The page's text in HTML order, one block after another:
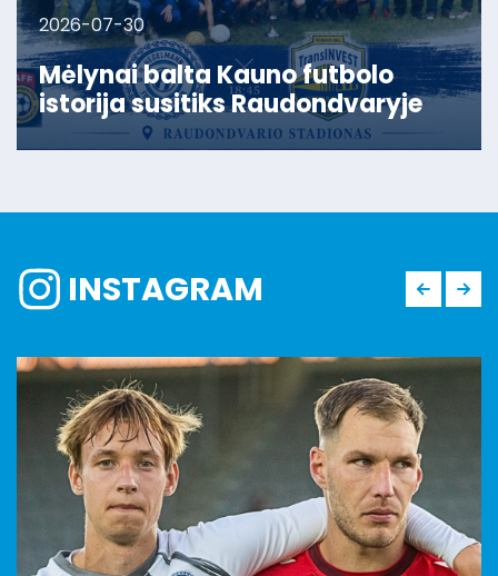
2026-07-30
Mėlynai balta Kauno futbolo
istorija susitiks Raudondvaryje
INSTAGRAM